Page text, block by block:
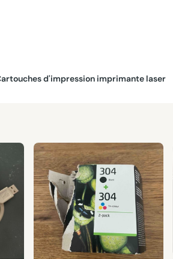
Cartouches d'impression imprimante laser